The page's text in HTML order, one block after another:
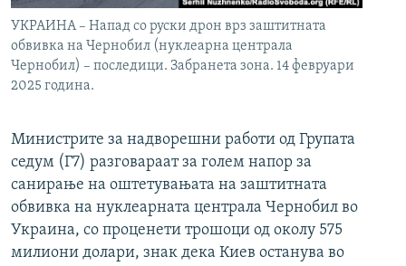
УКРАИНА – Напад со руски дрон врз заштитната
обвивка на Чернобил (нуклеарна централа
Чернобил) – последици. Забранета зона. 14 февруари
2025 година.
Министрите за надворешни работи од Групата
седум (Г7) разговараат за голем напор за
санирање на оштетувањата на заштитната
обвивка на нуклеарната централа Чернобил во
Украина, со проценети трошоци од околу 575
милиони долари, знак дека Киев останува во